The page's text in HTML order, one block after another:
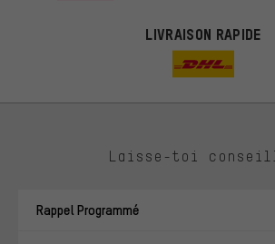
LIVRAISON RAPIDE
Laisse-toi
Rappel Programmé
Des offres plus adaptées
Au lieu de pubs au hasard, nous
intérêts et à te présenter des offres et